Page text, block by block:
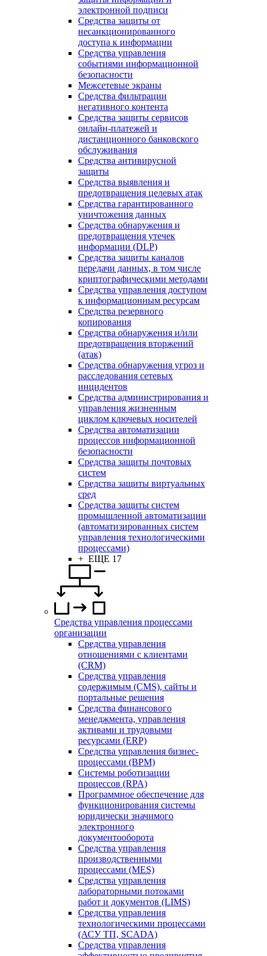
электронной подписи
Средства защиты от
несанкционированного
доступа к информации
Средства управления
событиями информационной
безопасности
Межсетевые экраны
Средства фильтрации
негативного контента
Средства защиты сервисов
онлайн-платежей и
дистанционного банковского
обслуживания
Средства антивирусной
защиты
Средства выявления и
предотвращения целевых атак
Средства гарантированного
уничтожения данных
Средства обнаружения и
предотвращения утечек
информации (DLP)
Средства защиты каналов
передачи данных, в том числе
криптографическими методами
Средства управления доступом
к информационным ресурсам
Средства резервного
копирования
Средства обнаружения и/или
предотвращения вторжений
(атак)
Средства обнаружения угроз и
расследования сетевых
инцидентов
Средства администрирования и
управления жизненным
циклом ключевых носителей
Средства автоматизации
процессов информационной
безопасности
Средства защиты почтовых
систем
Средства защиты виртуальных
сред
Средства защиты систем
промышленной автоматизации
(автоматизированных систем
управления технологическими
процессами)
+ ЕЩЕ 17
Средства управления процессами
организации
Средства управления
отношениями с клиентами
(CRM)
Средства управления
содержимым (CMS), сайты и
портальные решения
Средства финансового
менеджмента, управления
активами и трудовыми
ресурсами (ERP)
Средства управления бизнес-
процессами (BPM)
Системы роботизации
процессов (RPA)
Программное обеспечение для
функционирования системы
юридически значимого
электронного
документооборота
Средства управления
производственными
процессами (MES)
Средства управления
лабораторными потоками
работ и документов (LIMS)
Средства управления
технологическими процессами
(АСУ ТП, SCADA)
Средства управления